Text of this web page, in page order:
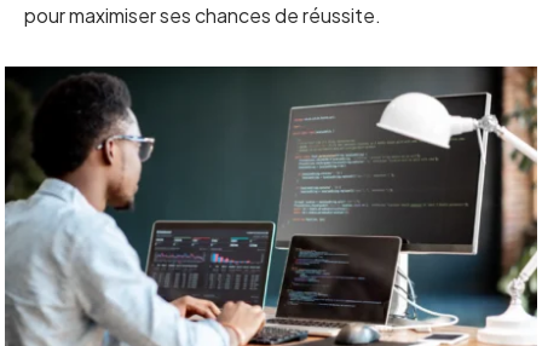
pour maximiser ses chances de réussite.